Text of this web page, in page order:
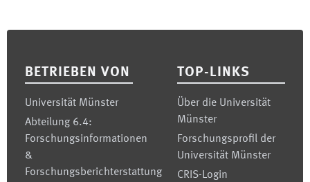
BETRIEBEN VON
Universität Münster
Abteilung 6.4:
Forschungsinformationen
&
Forschungsberichterstattung
TOP-LINKS
Über die Universität
Münster
Forschungsprofil der
Universität Münster
CRIS-Login